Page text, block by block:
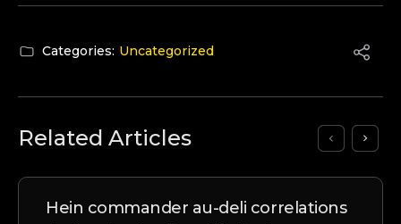
Categories: Uncategorized
Related Articles
Hein commander au-deli correlations